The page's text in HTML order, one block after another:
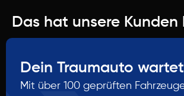
Das hat unsere
Dein Traumauto wartet
Mit über 100 geprüften